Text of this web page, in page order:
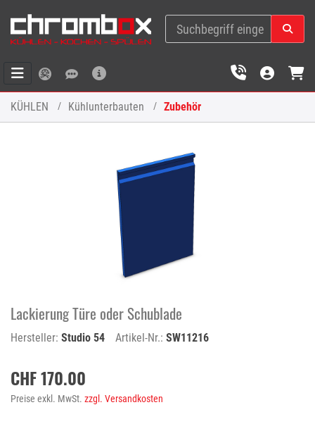
KÜHLEN Kühlunterbauten Zubehör
Lackierung Türe oder Schublade
Hersteller: Studio 54 Artikel-Nr.: SW11216
CHF 170.00
Preise exkl. MwSt. zzgl. Versandkosten